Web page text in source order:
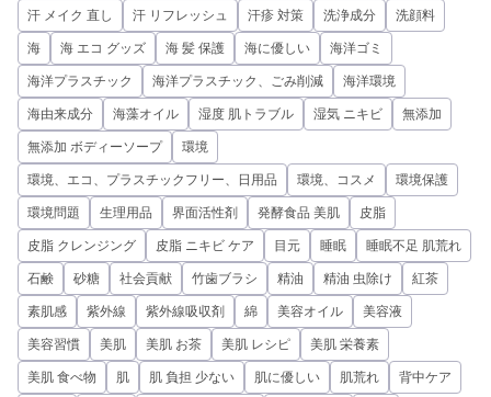
汗 メイク 直し 汗 リフレッシュ 汗疹 対策 洗浄成分 洗顔料
海 海 エコ グッズ 海 髪 保護 海に優しい 海洋ゴミ
海洋プラスチック 海洋プラスチック、ごみ削減 海洋環境
海由来成分 海藻オイル 湿度 肌トラブル 湿気 ニキビ 無添加
無添加 ボディーソープ 環境
環境、エコ、プラスチックフリー、日用品 環境、コスメ 環境保護
環境問題 生理用品 界面活性剤 発酵食品 美肌 皮脂
皮脂 クレンジング 皮脂 ニキビ ケア 目元 睡眠 睡眠不足 肌荒れ
石鹸 砂糖 社会貢献 竹歯ブラシ 精油 精油 虫除け 紅茶
素肌感 紫外線 紫外線吸収剤 綿 美容オイル 美容液
美容習慣 美肌 美肌 お茶 美肌 レシピ 美肌 栄養素
美肌 食べ物 肌 肌 負担 少ない 肌に優しい 肌荒れ 背中ケア